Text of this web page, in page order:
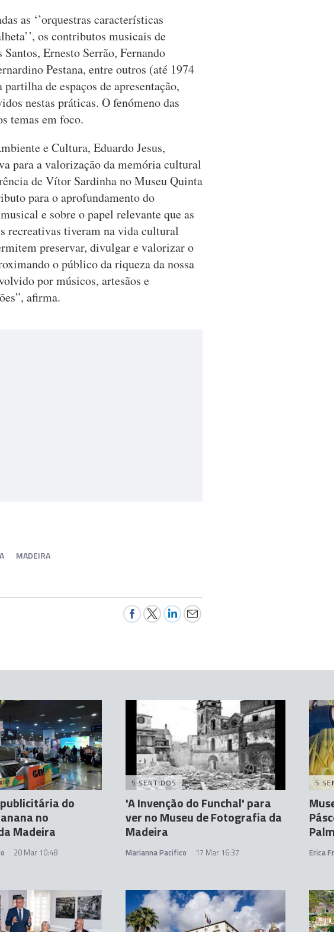
as ‘’orquestras características
os contributos musicais de
Ernesto Serrão, Fernando
Pestana, entre outros (até 1974
de espaços de apresentação,
nestas práticas. O fenómeno das
temas em foco.
e Cultura, Eduardo Jesus,
para a valorização da memória cultural
de Vítor Sardinha no Museu Quinta
para o aprofundamento do
e sobre o papel relevante que as
recreativas tiveram na vida cultural
preservar, divulgar e valorizar o
o público da riqueza da nossa
por músicos, artesãos e
afirma.
MADEIRA
do
no
Madeira
20 Mar 10:48
5 SENTIDOS
'A Invenção do Funchal' para
ver no Museu de Fotografia da
Madeira
Marianna Pacifico 17 Mar 16:37
5
Erica